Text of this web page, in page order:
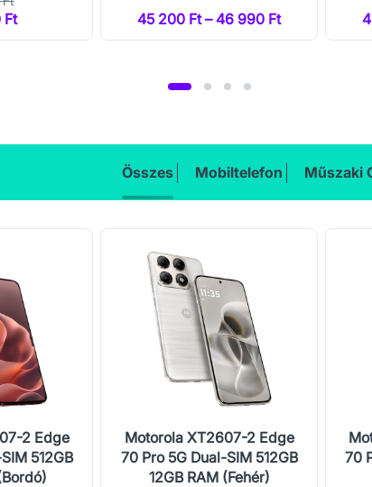
Ft 45 200 Ft – 46 990 Ft
Összes Mobiltelefon Műszaki
2 Edge
512GB
Motorola XT2607-2 Edge
70 Pro 5G Dual-SIM 512GB
12GB RAM (Fehér)
70